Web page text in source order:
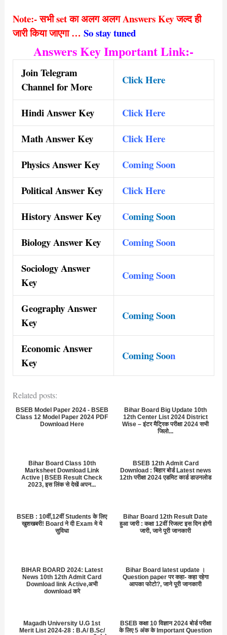
Note:- सभी set का अलग अलग Answers Key जल्द ही
जारी किया जाएगा … So stay tuned
Answers KeyImportant Link:-
Join Telegram
Channel for More
Click Here
Hindi Answer Key
Click Here
Math Answer Key
Click Here
Physics Answer Key
Coming Soon
Political Answer Key
Click Here
History Answer Key
Coming Soon
Biology Answer Key
Coming Soon
Sociology Answer
Key
Coming Soon
Geography Answer
Key
ComingSoon
Economic Answer
Key
Coming Soon
Related posts:
BSEB Model Paper 2024 - BSEB
Class 12 Model Paper 2024 PDF
Download Here
Bihar Board Big Update 10th
12th Center List 2024 District
Wise – इंटर मैट्रिक परीक्षा 2024 सभी
जिलो...
Bihar Board Class 10th
Marksheet Download Link
Active | BSEB Result Check
2023, इस लिंक से देखें अपन...
BSEB 12th Admit Card
Download : बिहार बोर्ड Latest news
12th परीक्षा 2024 एडमिट कार्ड डाउनलोड
BSEB : 10वीं,12वीं Students के लिए
खुशखबरी! Board ने दी Exam मे ये
सुविधा
Bihar Board 12th Result Date
हुआ जारी : कक्षा 12वीं रिजल्ट इस दिन होगी
जारी, जाने पूरी जानकारी
BIHAR BOARD 2024: Latest
News 10th 12th Admit Card
Download link Active,अभी
download करे
Bihar Board latest update ।
Question paper पर कहा- कहा रहेगा
आपका फोटो?, जाने पूरी जानकारी
Magadh University U.G 1st
Merit List 2024-28 : B.A/ B.Sc/
BSEB कक्षा 10 विज्ञान 2024 बोर्ड परीक्षा
के लिए 5 अंक के Important Question